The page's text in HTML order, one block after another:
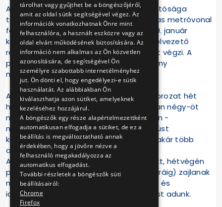
A BKV Zrt. Metró Felújítási Projekt Igazgatósága
tájékoztatja a lakosságot, hogy az M3-as metróvonal
felújítás alatt álló északi szakaszán 2019. január
közepétől február végéig a hő- és füstelvezető
rendszer megfelelőségének tesztelését végzi. A
próbák célja az új berendezések hatékony
működésének ellenőrzése.
A mintegy másfél hónapig tartó tesztsorozat hét
helyen zajlik, és helyszínenként várhatóan négy-öt
napig tart. A metró szellőző kivezetésein -
metróállomások körüli műtárgyaknál - füst
kiáramlására lehet számítani, naponta akár több
alkalommal is.
A füstpróbák hétköznap 16-22 óra között, hétvégén
pedig egész nap (reggel 8-tól este 10 óráig) zajlanak
majd. A füstpróbák további helyszíneiről és
időpontjáról folyamatosan tájékoztatást adunk.
tárolhat vagy gyűjthet be a böngészőjéről,
amit az oldal sütik segítségével végez. Az
információk vonatkozhatnak Önre mint
felhasználóra, a használt eszközre vagy az
oldal elvárt működésének biztosítására. Az
információ nem alkalmas az Ön közvetlen
azonosítására, de segítségével Ön
személyre szabottabb internetélményhez
jut. Ön dönti el, hogy engedélyezi-e sütik
használatát. Az alábbiakban Ön
kiválaszthatja azon sütiket, amelyeknek
kezeléséhez hozzájárul.
A böngészők egy része alapértelmezettként
automatikusan elfogadja a sütiket, de ez a
beállítás is megváltoztatható annak
érdekében, hogy a jövőre nézve a
felhasználó megakadályozza az
automatikus elfogadást.
További részletek a böngészők süti
beállításairól:
Chrome
Firefox